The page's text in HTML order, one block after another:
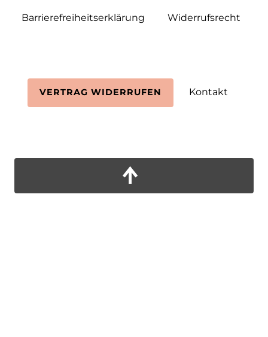
Barrierefreiheitserklärung Widerrufs­recht
VERTRAG WIDERRUFEN Kontakt